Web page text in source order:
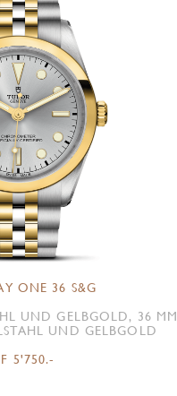
ONE 36 S&G
UND GELBGOLD, 36 MM
UND GELBGOLD
5'750.-